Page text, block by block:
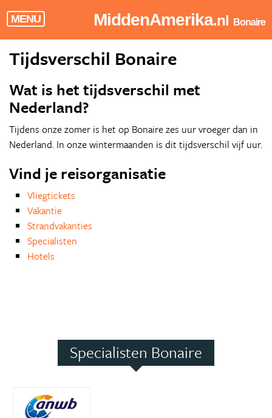
MENU MiddenAmerika.nl Bonaire
Tijdsverschil Bonaire
Wat is het tijdsverschil met
Nederland?
Tijdens onze zomer is het op Bonaire zes uur vroeger dan in
Nederland. In onze wintermaanden is dit tijdsverschil vijf uur.
Vind je reisorganisatie
Vliegtickets
Vakantie
Strandvakanties
Specialisten
Hotels
Specialisten Bonaire